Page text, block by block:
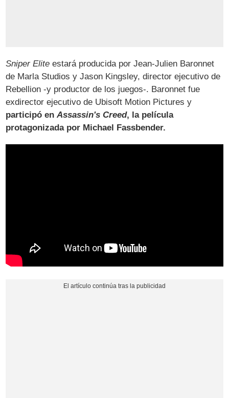
Sniper Elite estará producida por Jean-Julien Baronnet
de Marla Studios y Jason Kingsley, director ejecutivo de
Rebellion -y productor de los juegos-. Baronnet fue
exdirector ejecutivo de Ubisoft Motion Pictures y
participó enAssassin's Creed, la película
protagonizada por Michael Fassbender.